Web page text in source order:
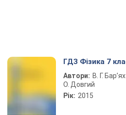
ГДЗ Фізика 7
Автори: В. Г.
О. Довгий
Рік: 2015